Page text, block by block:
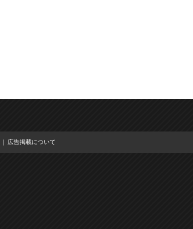
広告掲載について